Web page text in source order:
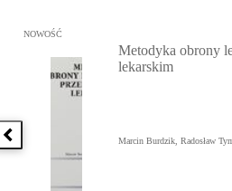
Poprzednia książka
Przejdź do: Metodyka obrony
NOWOŚĆ
Metodyka obrony
lekarskim
Marcin Burdzik, Radosław